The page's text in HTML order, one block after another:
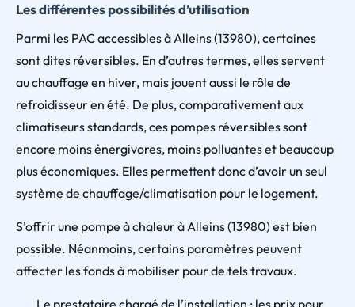
Les différentes possibilités d’utilisation
Parmi les PAC accessibles à Alleins (13980), certaines
sont dites réversibles. En d’autres termes, elles servent
au chauffage en hiver, mais jouent aussi le rôle de
refroidisseur en été. De plus, comparativement aux
climatiseurs standards, ces pompes réversibles sont
encore moins énergivores, moins polluantes et beaucoup
plus économiques. Elles permettent donc d’avoir un seul
système de chauffage/climatisation pour le logement.
S’offrir une pompe à chaleur à Alleins (13980) est bien
possible. Néanmoins, certains paramètres peuvent
affecter les fonds à mobiliser pour de tels travaux.
Le prestataire chargé de l’installation : les prix pour